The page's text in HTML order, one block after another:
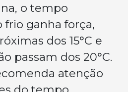
o tempo
frio ganha força,
dos 15°C e
passam dos 20°C.
atenção